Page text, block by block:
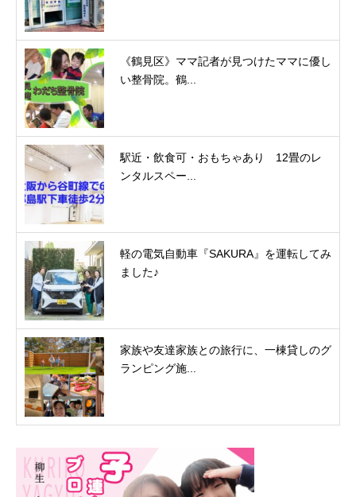
《鶴見区》ママ記者が見つけたママに優し
い整骨院。鶴...
駅近・飲食可・おもちゃあり 12畳のレ
ンタルスペー...
軽の電気自動車『SAKURA』を運転してみ
ました♪
家族や友達家族との旅行に、一棟貸しのグ
ランピング施...